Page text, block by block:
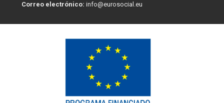
Correo electrónico: info@eurosocial.eu